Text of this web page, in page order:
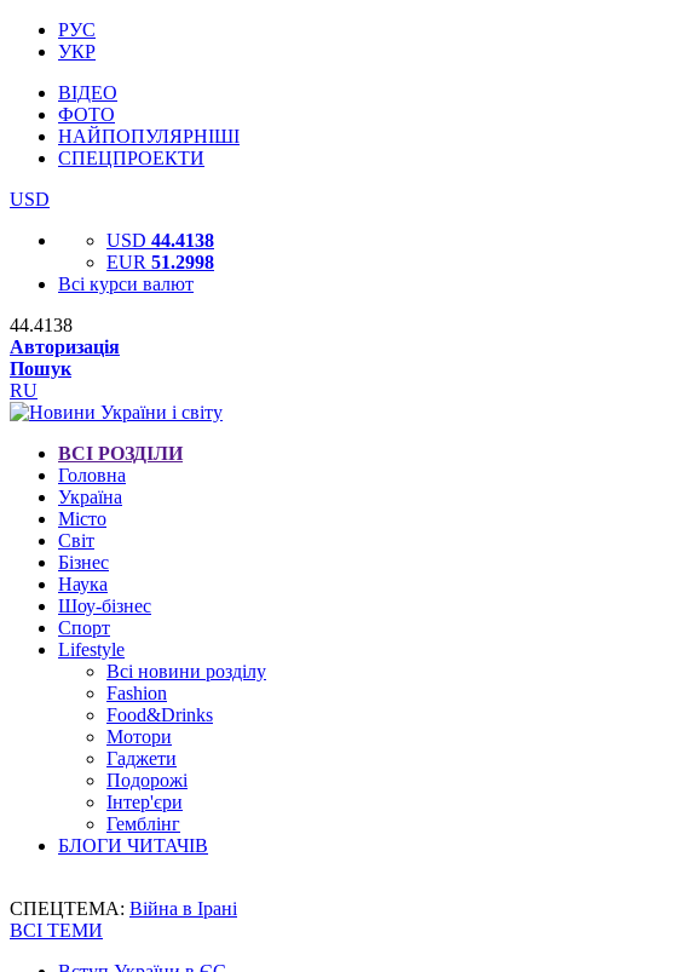
РУС
УКР
ВІДЕО
ФОТО
НАЙПОПУЛЯРНІШІ
СПЕЦПРОЕКТИ
USD
USD 44.4138
EUR 51.2998
Всі курси валют
44.4138
Авторизація
Пошук
RU
ВСІ РОЗДІЛИ
Головна
Україна
Місто
Світ
Бізнес
Наука
Шоу-бізнес
Спорт
Lifestyle
Всі новини розділу
Fashion
Food&Drinks
Мотори
Гаджети
Подорожі
Інтер'єри
Гемблінг
БЛОГИ ЧИТАЧІВ
СПЕЦТЕМА: Війна в Ірані
ВСІ ТЕМИ